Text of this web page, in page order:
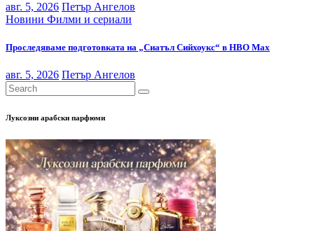
авг. 5, 2026 Петър Ангелов
Новини Филми и сериали
Проследяваме подготовката на „Сиатъл Сийхоукс“ в HBO Max
авг. 5, 2026 Петър Ангелов
Луксозни арабски парфюми